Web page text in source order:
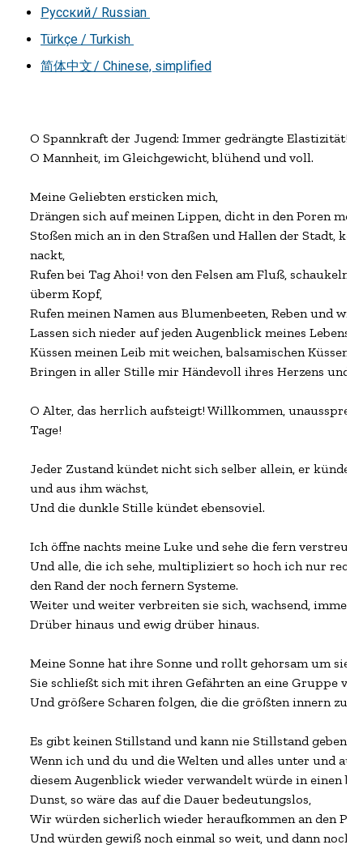
Русский / Russian
Türkçe / Turkish
简体中文 / Chinese, simplified
O Spannkraft der Jugend: Immer gedrängte Elastizität!
O Mannheit, im Gleichgewicht, blühend und voll.
Meine Geliebten ersticken mich,
Drängen sich auf meinen Lippen, dicht in den Poren
Stoßen mich an in den Straßen und Hallen der Stadt,
nackt,
Rufen bei Tag Ahoi! von den Felsen am Fluß, schaukeln
überm Kopf,
Rufen meinen Namen aus Blumenbeeten, Reben und
Lassen sich nieder auf jeden Augenblick meines Lebens,
Küssen meinen Leib mit weichen, balsamischen Küssen,
Bringen in aller Stille mir Händevoll ihres Herzens und
O Alter, das herrlich aufsteigt! Willkommen,
Tage!
Jeder Zustand kündet nicht sich selber allein, er kündet
und aus ihm wächst,
Und die dunkle Stille kündet ebensoviel.
Ich öffne nachts meine Luke und sehe die fern
Und alle, die ich sehe, multipliziert so hoch ich nur
den Rand der noch fernern Systeme.
Weiter und weiter verbreiten sie sich, wachsend, immer
Drüber hinaus und ewig drüber hinaus.
Meine Sonne hat ihre Sonne und rollt gehorsam um sie
Sie schließt sich mit ihren Gefährten an eine Gruppe
Und größere Scharen folgen, die die größten innern zu
Es gibt keinen Stillstand und kann nie Stillstand geben.
Wenn ich und du und die Welten und alles unter und
diesem Augenblick wieder verwandelt würde in einen
Dunst, so wäre das auf die Dauer bedeutungslos,
Wir würden sicherlich wieder heraufkommen an den
Und würden gewiß noch einmal so weit, und dann noch